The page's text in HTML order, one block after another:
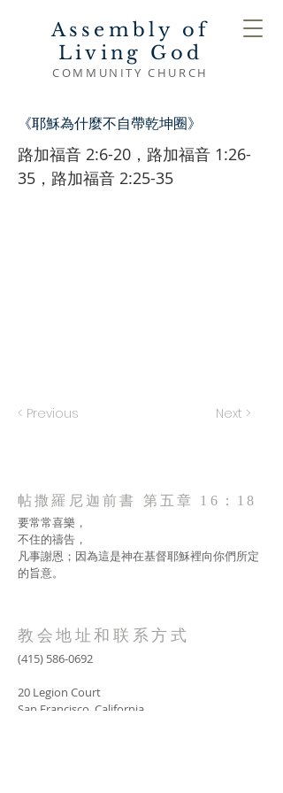
Assembly of
Living God
COMMUNITY CHURCH
《耶穌為什麼不自帶乾坤圈》
路加福音 2:6-20，路加福音 1:26-
35，路加福音 2:25-35
< Previous Next >
帖撒羅尼迦前書 第五章 16：18
要常常喜樂，
不住的禱告，
凡事謝恩；因為這是神在基督耶穌裡向你們所定
的旨意。
教会地址和联系方式
(415) 586-0692
20 Legion Court
San Francisco, California